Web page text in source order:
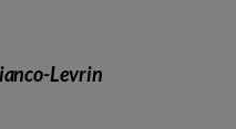
Levrin